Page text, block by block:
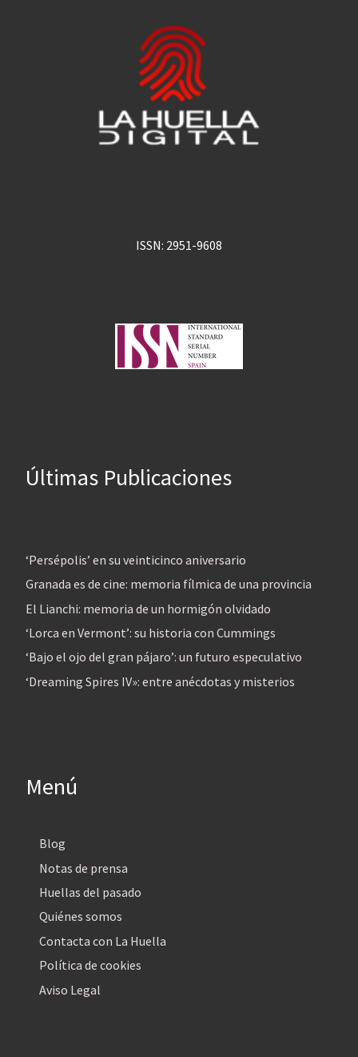
ISSN: 2951-9608
Últimas Publicaciones
‘Persépolis’ en su veinticinco aniversario
Granada es de cine: memoria fílmica de una provincia
El Lianchi: memoria de un hormigón olvidado
‘Lorca en Vermont’: su historia con Cummings
‘Bajo el ojo del gran pájaro’: un futuro especulativo
‘Dreaming Spires IV»: entre anécdotas y misterios
Menú
Blog
Notas de prensa
Huellas del pasado
Quiénes somos
Contacta con La Huella
Política de cookies
Aviso Legal